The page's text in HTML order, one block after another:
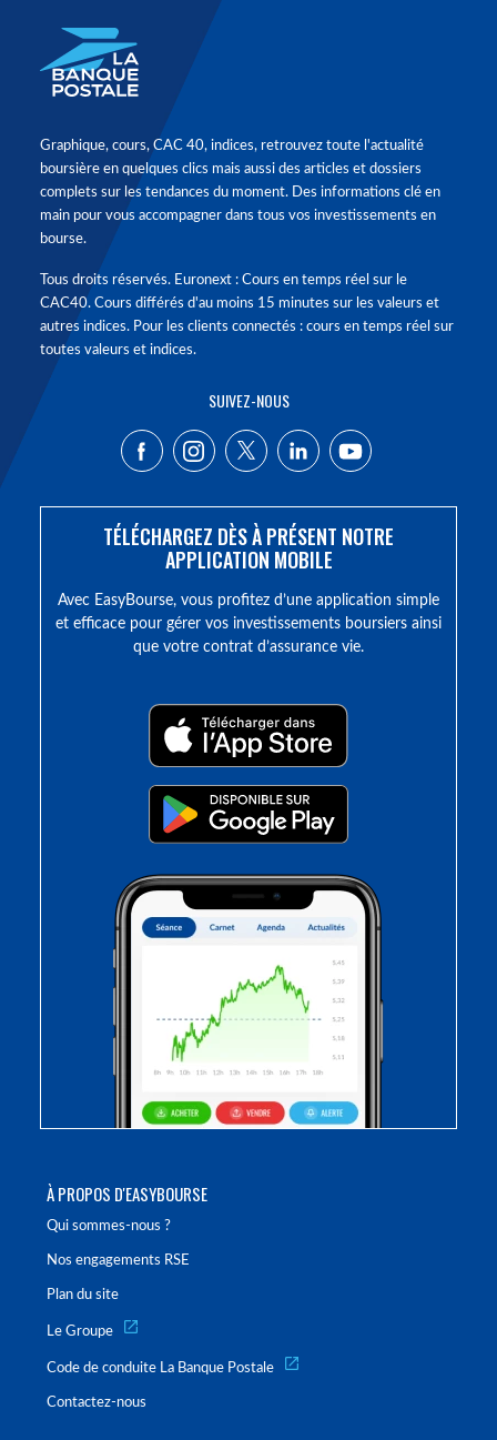
À PROPOS D'EASYBOURSE
Qui sommes-nous ?
Nos engagements RSE
Plan du site
Le Groupe
Code de conduite La Banque Postale
Contactez-nous
Graphique, cours, CAC 40, indices, retrouvez toute l'actualité
boursière en quelques clics mais aussi des articles et dossiers
complets sur les tendances du moment. Des informations clé en
main pour vous accompagner dans tous vos investissements en
bourse.
Tous droits réservés. Euronext : Cours en temps réel sur le
CAC40. Cours différés d'au moins 15 minutes sur les valeurs et
autres indices. Pour les clients connectés : cours en temps réel sur
toutes valeurs et indices.
SUIVEZ-NOUS
TÉLÉCHARGEZ DÈS À PRÉSENT NOTRE
APPLICATION MOBILE
Avec EasyBourse, vous profitez d’une application simple
et efficace pour gérer vos investissements boursiers ainsi
que votre contrat d’assurance vie.